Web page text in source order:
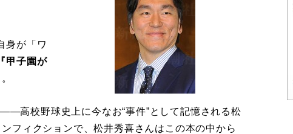
身が「ワ
『甲子園が
。
高校野球史上に今なお“事件”として記憶される松
フィクションで、松井秀喜さんはこの本の中から